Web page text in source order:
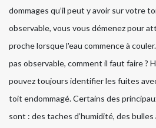
dommages qu’il peut y avoir sur votre
observable, vous vous démenez pour
proche lorsque l'eau commence à
pas observable, comment il faut faire ?
pouvez toujours identifier les fuites
toit endommagé. Certains des
sont : des taches d’humidité, des bulles